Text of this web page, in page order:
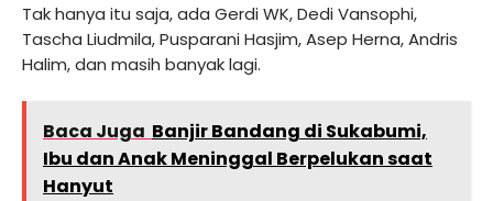
Tak hanya itu saja, ada Gerdi WK, Dedi Vansophi,
Tascha Liudmila, Pusparani Hasjim, Asep Herna, Andris
Halim, dan masih banyak lagi.
Baca Juga Banjir Bandang di Sukabumi,
Ibu dan Anak Meninggal Berpelukan saat
Hanyut